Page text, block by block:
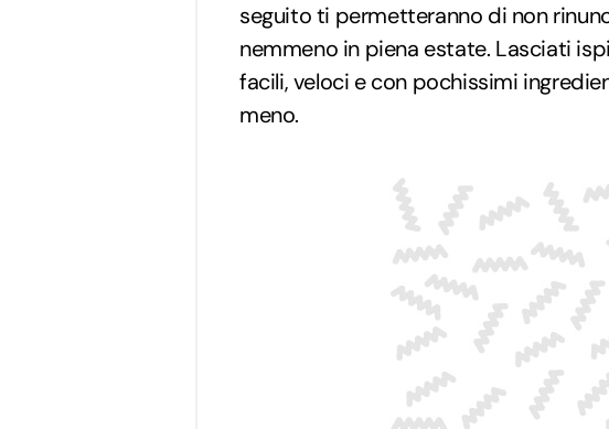
seguito ti permetteranno di non
nemmeno in piena estate. Lasciati
facili, veloci e con pochissimi
meno.